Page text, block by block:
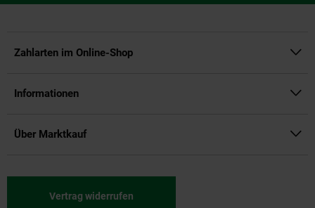
Zahlarten im Online-Shop
Informationen
Über Marktkauf
Vertrag widerrufen